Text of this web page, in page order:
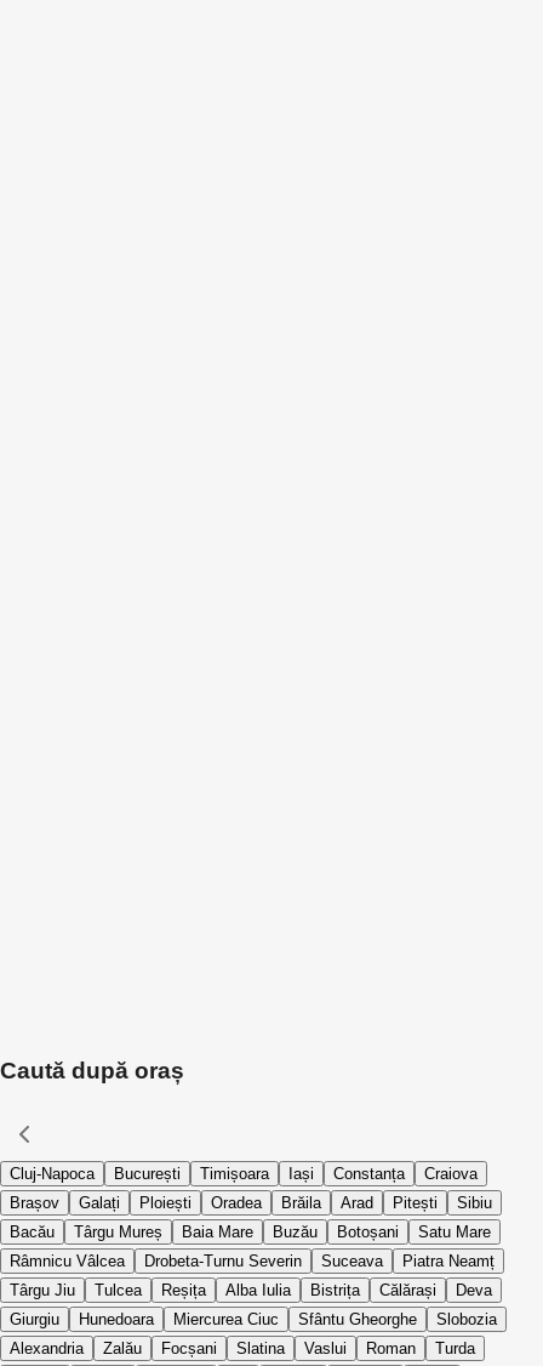
Caută după oraș
Cluj-Napoca București Timișoara Iași Constanța
Craiova
Brașov
Galați Ploiești Oradea Brăila Arad Pitești
Sibiu
Bacău
Târgu Mureș Baia Mare Buzău Botoșani
Satu Mare
Râmnicu Vâlcea
Drobeta-Turnu Severin Suceava
Piatra Neamț
Târgu Jiu
Tulcea Reșița Alba Iulia Bistrița Călărași
Deva
Giurgiu
Hunedoara Miercurea Ciuc Sfântu Gheorghe
Slobozia
Alexandria
Zalău Focșani Slatina Vaslui Roman
Turda